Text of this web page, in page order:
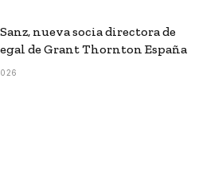
nueva socia directora de
de Grant Thornton España